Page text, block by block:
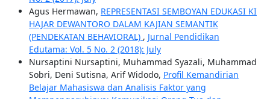
Agus Hermawan, REPRESENTASI SEMBOYAN EDUKASI KI
HAJAR DEWANTORO DALAM KAJIAN SEMANTIK
(PENDEKATAN BEHAVIORAL) , Jurnal Pendidikan
Edutama: Vol. 5 No. 2 (2018): July
Nursaptini Nursaptini, Muhammad Syazali, Muhammad
Sobri, Deni Sutisna, Arif Widodo, Profil Kemandirian
Belajar Mahasiswa dan Analisis Faktor yang